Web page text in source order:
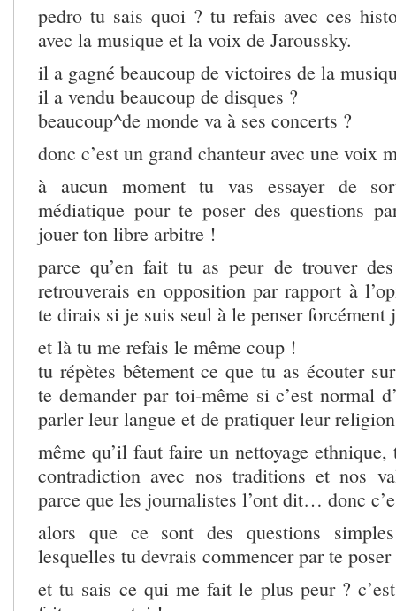
pedro tu sais quoi ? tu refais avec ces
avec la musique et la voix de Jaroussky.
il a gagné beaucoup de victoires de la
il a vendu beaucoup de disques ?
beaucoup^de monde va à ses concerts ?
donc c’est un grand chanteur avec une voix
à aucun moment tu vas essayer de
médiatique pour te poser des questions
jouer ton libre arbitre !
parce qu’en fait tu as peur de trouver
retrouverais en opposition par rapport à
te dirais si je suis seul à le penser forcément
et là tu me refais le même coup !
tu répètes bêtement ce que tu as écouter
te demander par toi-même si c’est normal
parler leur langue et de pratiquer leur
même qu’il faut faire un nettoyage
contradiction avec nos traditions et nos
parce que les journalistes l’ont dit… donc
alors que ce sont des questions
lesquelles tu devrais commencer par te
et tu sais ce qui me fait le plus peur ?